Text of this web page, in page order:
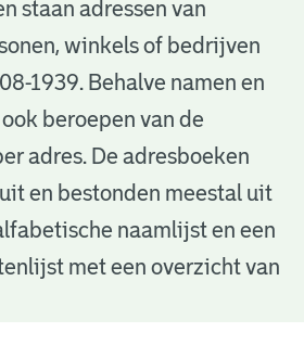
staan adressen van
winkels of bedrijven
1939. Behalve namen en
beroepen van de
adres. De adresboeken
en bestonden meestal uit
naamlijst en een
met een overzicht van